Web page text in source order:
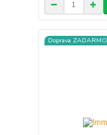
Doprava ZADARMO